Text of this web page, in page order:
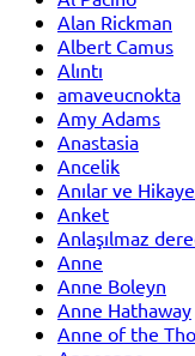
Alan Rickman
Albert Camus
Alıntı
amaveucnokta
Amy Adams
Anastasia
Ancelik
Anılar ve
Anket
Anlaşılmaz
Anne
Anne Boleyn
Anne Hathaway
Anne of the